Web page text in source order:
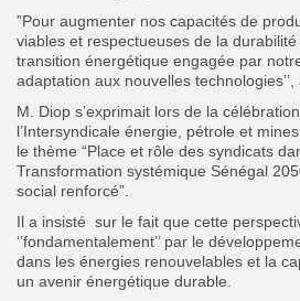
”Pour augmenter nos capacités de
viables et respectueuses de la
transition énergétique engagée par
adaptation aux nouvelles technologies’’,
M. Diop s’exprimait lors de la
l’Intersyndicale énergie, pétrole et
le thème “Place et rôle des syndicats
Transformation systémique Sénégal
social renforcé”.
Il a insisté sur le fait que cette
‘’fondamentalement’’ par le
dans les énergies renouvelables et la
un avenir énergétique durable.